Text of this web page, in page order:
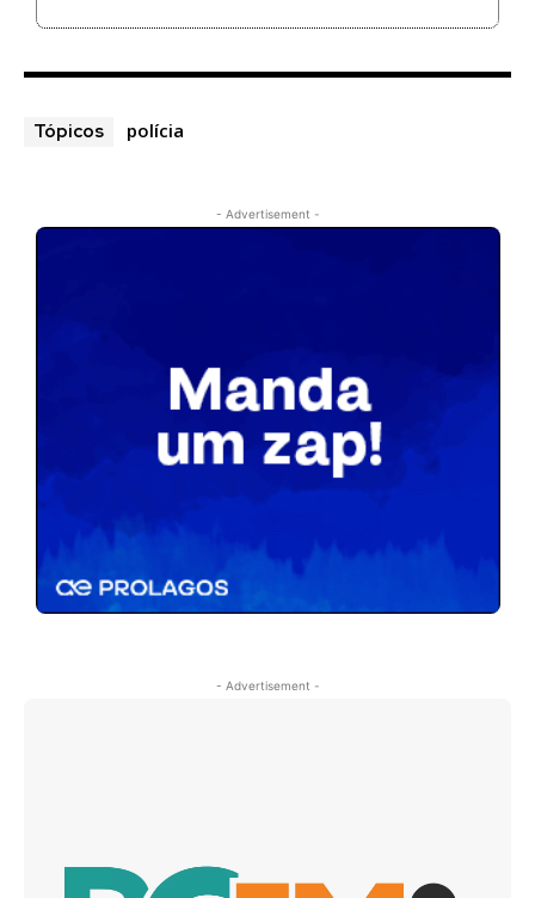
Tópicos polícia
- Advertisement -
- Advertisement -